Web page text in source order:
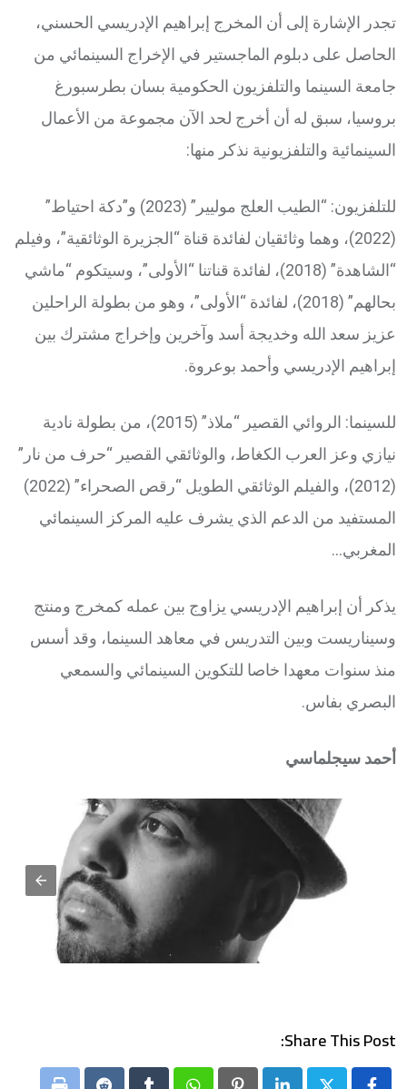
تجدر الإشارة إلى أن المخرج إبراهيم الإدريسي الحسني،
الحاصل على دبلوم الماجستير في الإخراج السينمائي من
جامعة السينما والتلفزيون الحكومية بسان بطرسبورغ
بروسيا، سبق له أن أخرج لحد الآن مجموعة من الأعمال
السينمائية والتلفزيونية نذكر منها:
للتلفزيون: “الطيب العلج موليير” (2023) و”دكة احتياط”
(2022)، وهما وثائقيان لفائدة قناة “الجزيرة الوثائقية”، وفيلم
“الشاهدة” (2018)، لفائدة قناتنا “الأولى”، وسيتكوم “ماشي
بحالهم” (2018)، لفائدة “الأولى”، وهو من بطولة الراحلين
عزيز سعد الله وخديجة أسد وآخرين وإخراج مشترك بين
إبراهيم الإدريسي وأحمد بوعروة.
للسينما: الروائي القصير “ملاذ” (2015)، من بطولة نادية
نيازي وعز العرب الكغاط، والوثائقي القصير “حرف من نار”
(2012)، والفيلم الوثائقي الطويل “رقص الصحراء” (2022)
المستفيد من الدعم الذي يشرف عليه المركز السينمائي
المغربي…
يذكر أن إبراهيم الإدريسي يزاوج بين عمله كمخرج ومنتج
وسيناريست وبين التدريس في معاهد السينما، وقد أسس
منذ سنوات معهدا خاصا للتكوين السينمائي والسمعي
البصري بفاس.
أحمد سيجلماسي
Share This Post: